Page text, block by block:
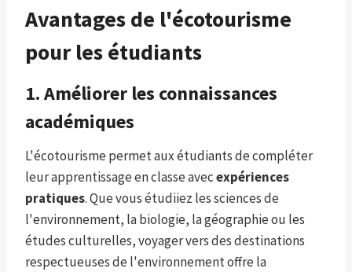
Avantages de l'écotourisme
pour les étudiants
1. Améliorer les connaissances
académiques
L'écotourisme permet aux étudiants de compléter
leur apprentissage en classe avecexpériences
pratiques. Que vous étudiiez les sciences de
l'environnement, la biologie, la géographie ou les
études culturelles, voyager vers des destinations
respectueuses de l'environnement offre la